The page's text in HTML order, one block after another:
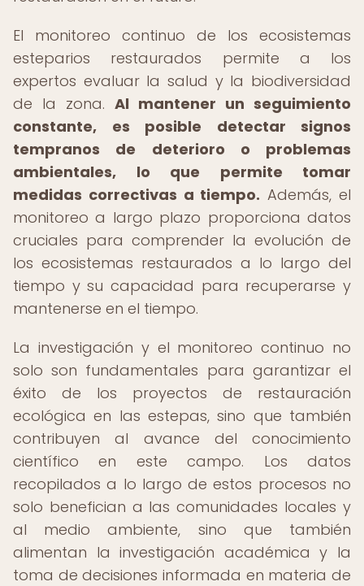
El monitoreo continuo de los ecosistemas
esteparios restaurados permite a los
expertos evaluar la salud y la biodiversidad
de la zona. Al mantener un seguimiento
constante, es posible detectar signos
tempranos de deterioro o problemas
ambientales, lo que permite tomar
medidas correctivas a tiempo. Además, el
monitoreo a largo plazo proporciona datos
cruciales para comprender la evolución de
los ecosistemas restaurados a lo largo del
tiempo y su capacidad para recuperarse y
mantenerse en el tiempo.
La investigación y el monitoreo continuo no
solo son fundamentales para garantizar el
éxito de los proyectos de restauración
ecológica en las estepas, sino que también
contribuyen al avance del conocimiento
científico en este campo. Los datos
recopilados a lo largo de estos procesos no
solo benefician a las comunidades locales y
al medio ambiente, sino que también
alimentan la investigación académica y la
toma de decisiones informada en materia de